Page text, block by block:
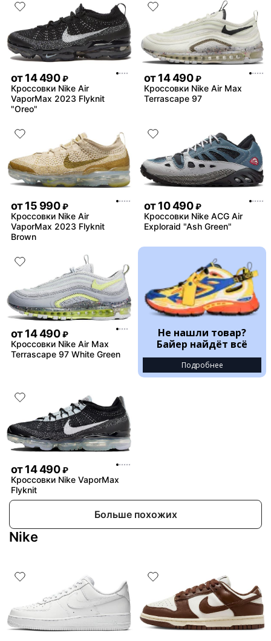
от14 490 ₽
Кроссовки Nike Air
VaporMax 2023 Flyknit
"Oreo"
от14 490 ₽
Кроссовки Nike Air Max
Terrascape 97
от15 990 ₽
Кроссовки Nike Air
VaporMax 2023 Flyknit
Brown
от10 490 ₽
Кроссовки Nike ACG Air
Exploraid "Ash Green"
от14 490 ₽
Кроссовки Nike Air Max
Terrascape 97 White Green
Не нашли товар?
Байер найдёт всё
Подробнее
от14 490 ₽
Кроссовки Nike VaporMax
Flyknit
Больше похожих
Nike